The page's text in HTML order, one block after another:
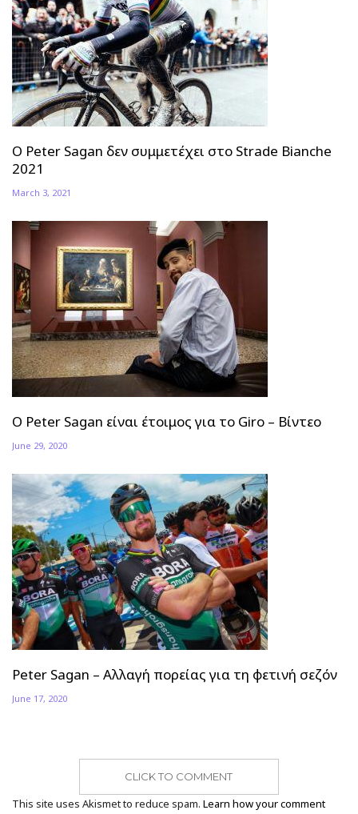
Ο Peter Sagan δεν συμμετέχει στο Strade Bianche
2021
March 3, 2021
Ο Peter Sagan είναι έτοιμος για το Giro – Βίντεο
June 29, 2020
Peter Sagan – Αλλαγή πορείας για τη φετινή σεζόν
June 17, 2020
CLICK TO COMMENT
This site uses Akismet to reduce spam. Learn how your comment